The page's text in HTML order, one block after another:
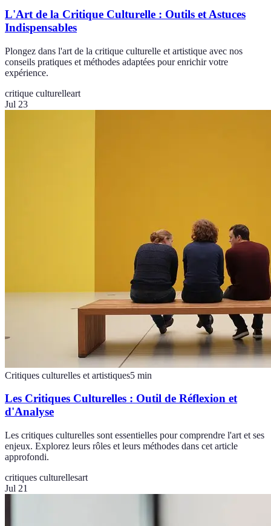
L'Art de la Critique Culturelle : Outils et Astuces
Indispensables
Plongez dans l'art de la critique culturelle et artistique avec nos
conseils pratiques et méthodes adaptées pour enrichir votre
expérience.
critique culturelleart
Jul 23
Critiques culturelles et artistiques5 min
Les Critiques Culturelles : Outil de Réflexion et
d'Analyse
Les critiques culturelles sont essentielles pour comprendre l'art et ses
enjeux. Explorez leurs rôles et leurs méthodes dans cet article
approfondi.
critiques culturellesart
Jul 21